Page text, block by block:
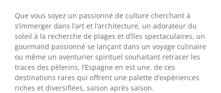
Que vous soyez un passionné de culture cherchant à
s’immerger dans l’art et l’architecture, un adorateur du
soleil à la recherche de plages et d’îles spectaculaires, un
gourmand passionné se lançant dans un voyage culinaire
ou même un aventurier spirituel souhaitant retracer les
traces des pèlerins, l’Espagne en est une. de ces
destinations rares qui offrent une palette d’expériences
riches et diversifiées, saison après saison.